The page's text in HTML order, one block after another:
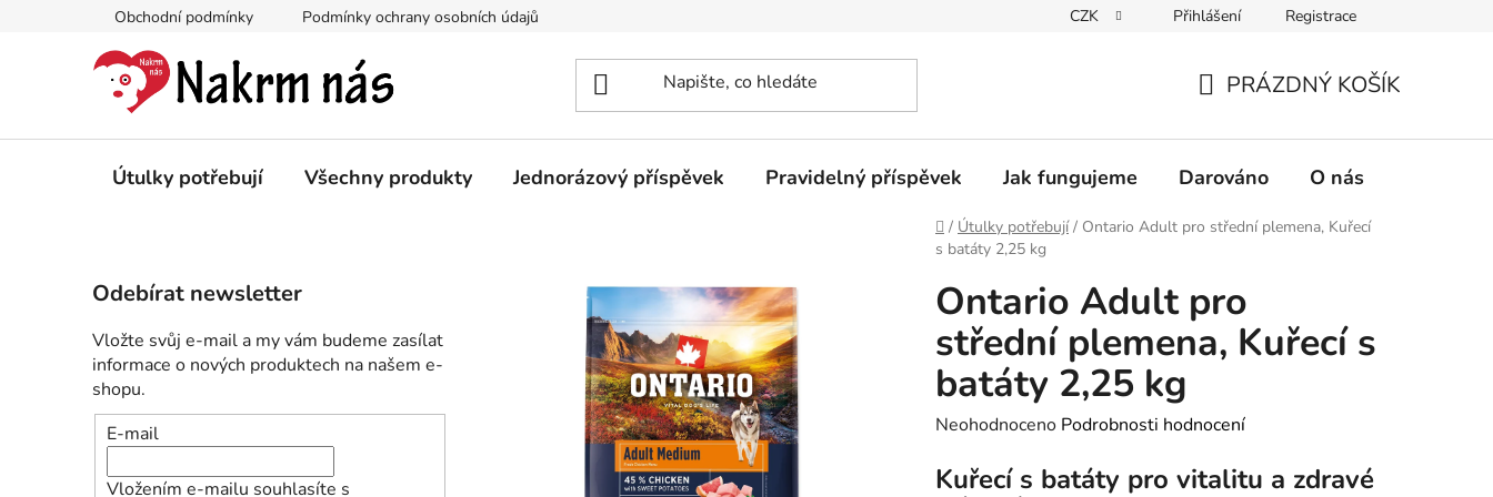
Obchodní podmínky Podmínky ochrany osobních údajů CZK Přihlášení Registrace
KOŠÍK
PRÁZDNÝ KOŠÍK
Útulky potřebují Všechny produkty Jednorázový příspěvek Pravidelný příspěvek Jak fungujeme Darováno O nás
Domů
/ Útulky potřebují / Ontario Adult pro střední plemena, Kuřecí
s batáty 2,25 kg
o
s
t
r
a
Odebírat newsletter
Vložte svůj e-mail a my vám budeme zasílat
informace o nových produktech na našem e-
shopu.
E-mail
Vložením e-mailu souhlasíte s
Ontario Adult pro
střední plemena, Kuřecí s
batáty 2,25 kg
Průměrné
produktu
Neohodnoceno Podrobnosti hodnocení
Kuřecí s batáty pro vitalitu a zdravé